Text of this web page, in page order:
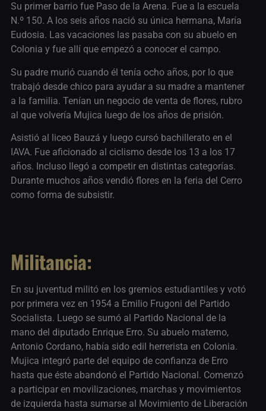
Su primer barrio fue Paso de la Arena. Fue a la escuela
N.º 150. A los seis años nació su única hermana, María
Eudosia. Las vacaciones las pasaba con su abuelo en
Colonia y fue allí que empezó a conocer el campo.
Su padre murió cuando él tenía ocho años, por lo que
trabajó desde chico para ayudar a su madre a mantener
a la familia. Tenían un negocio de venta de flores, rubro
al que volvería Mujica luego de los años de prisión.
Asistió al liceo Bauzá y luego cursó bachillerato en el
IAVA. Fue aficionado al ciclismo desde los 13 a los 17
años. Incluso llegó a competir en distintas categorías.
Durante muchos años vendió flores en la feria del Cerro
como forma de subsistir.
Militancia:
En su juventud militó en los gremios estudiantiles y votó
por primera vez en 1954 a Emilio Frugoni del Partido
Socialista. Luego se sumó al Partido Nacional de la
mano del diputado Enrique Erro. Su abuelo materno,
Antonio Cordano, había sido edil herrerista en Colonia.
Mujica integró parte del equipo de confianza de Erro
hasta que éste abandonó el Partido Nacional. Comenzó
a participar en movilizaciones, marchas y movimientos
de izquierda hasta sumarse al Movimiento de Liberación